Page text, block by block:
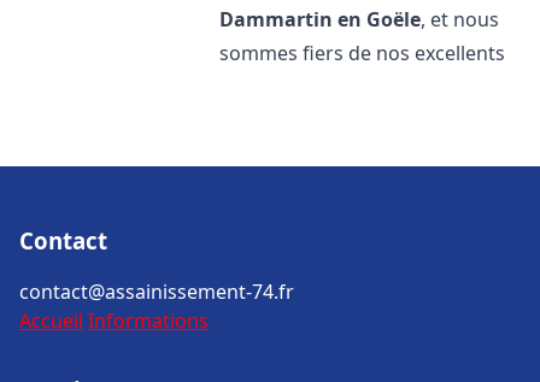
Dammartin en Goële, et nous
sommes fiers de nos excellents
Contact
contact@assainissement-74.fr
Accueil Informations